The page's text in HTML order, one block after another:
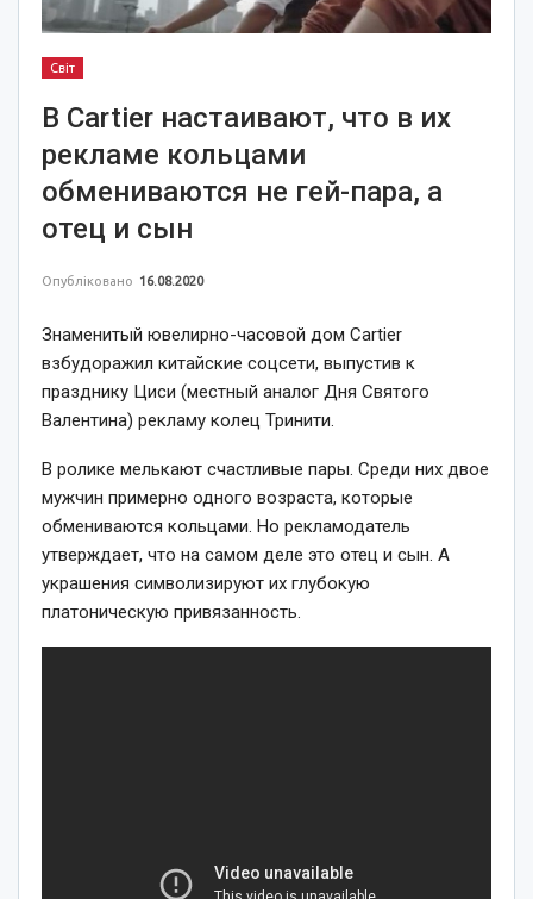
Світ
В Cartier настаивают, что в их
рекламе кольцами
обмениваются не гей-пара, а
отец и сын
Опубліковано 16.08.2020
Знаменитый ювелирно-часовой дом Cartier
взбудоражил китайские соцсети, выпустив к
празднику Циси (местный аналог Дня Святого
Валентина) рекламу колец Тринити.
В ролике мелькают счастливые пары. Среди них двое
мужчин примерно одного возраста, которые
обмениваются кольцами. Но рекламодатель
утверждает, что на самом деле это отец и сын. А
украшения символизируют их глубокую
платоническую привязанность.